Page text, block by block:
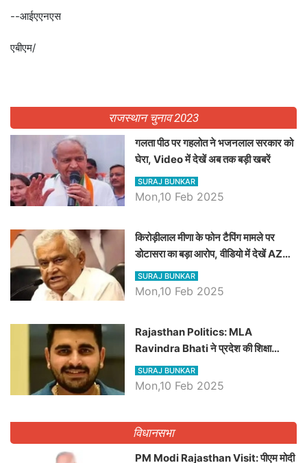
--आईएएनएस
एबीएम/
राजस्थान चुनाव 2023
गलता पीठ पर गहलोत ने भजनलाल सरकार को
घेरा, Video में देखें अब तक बड़ी खबरें
SURAJ BUNKAR
Mon,10 Feb 2025
किरोड़ीलाल मीणा के फोन टैपिंग मामले पर
डोटासरा का बड़ा आरोप, वीडियो में देखें AZ
बड़ी खबरें
SURAJ BUNKAR
Mon,10 Feb 2025
Rajasthan Politics: MLA
Ravindra Bhati ने प्रदेश की शिक्षा
व्यवस्था पर उठाए सवाल, Madan
Dilawar पर हमला करते हुए गिनवाये खाली
SURAJ BUNKAR
Mon,10 Feb 2025
विधानसभा
PM Modi Rajasthan Visit: पीएम मोदी